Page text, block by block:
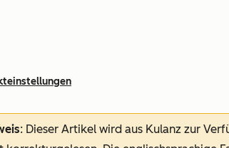
: Dieser Artikel wird aus Kulanz zur